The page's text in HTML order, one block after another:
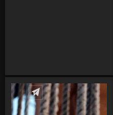
Écrire un commentaire